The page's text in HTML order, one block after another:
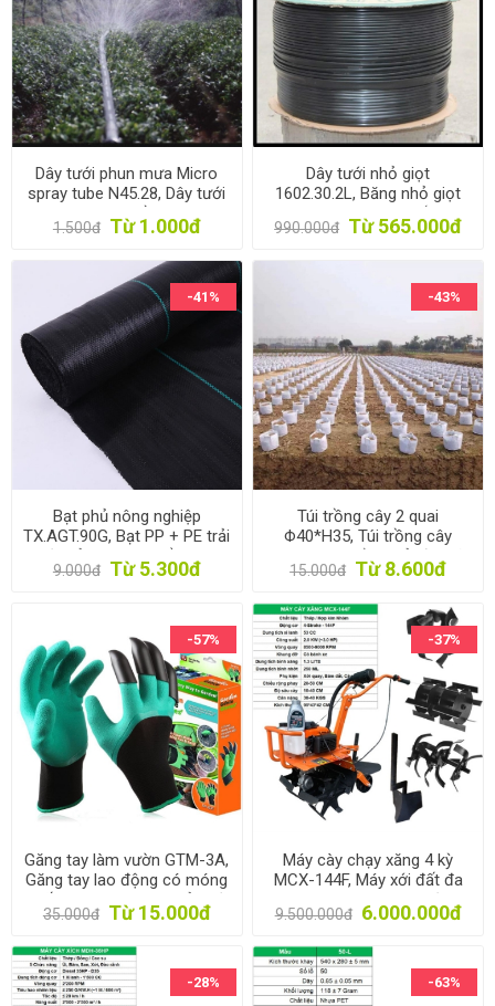
Dây tưới phun mưa Micro
spray tube N45.28, Dây tưới
phun mưa PE mềm dày 0.2
mm 5 mắt
1.500đ Từ 1.000đ
Dây tưới nhỏ giọt
1602.30.2L, Băng nhỏ giọt
bù áp Dây bẹt PE, Mắt 30
cm, Dày 0.2 mm, 1000m
990.000đ Từ 565.000đ
-41%
Bạt phủ nông nghiệp
TX.AGT.90G, Bạt PP + PE trải
diệt cỏ, Màng giữ ẩm cho
đất chống cỏ dại
9.000đ Từ 5.300đ
-43%
Túi trồng cây 2 quai
Φ40*H35, Túi trồng cây
công trình bằng Vải địa kỹ
thuật không dệt
15.000đ Từ 8.600đ
-57%
Găng tay làm vườn GTM-3A,
Găng tay lao động có móng
vuốt nhựa, Găng tay bảo hộ
35.000đ Từ 15.000đ
-37%
Máy cày chạy xăng 4 kỳ
MCX-144F, Máy xới đất đa
năng, Máy nông nghiệp
9.500.000đ 6.000.000đ
-28% -63%